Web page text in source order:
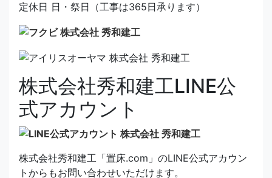
定休日 日・祭日（工事は365日承ります）
株式会社秀和建工LINE公
式アカウント
株式会社秀和建工「置床.com」のLINE公式アカウン
トからもお問い合わせいただけます。